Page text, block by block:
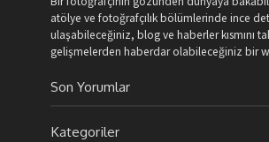
atölye ve fotoğrafçılık bölümlerinde ince
ulaşabileceğiniz, blog ve haberler kısmını
gelişmelerden haberdar olabileceğiniz bir
Son Yorumlar
Kategoriler